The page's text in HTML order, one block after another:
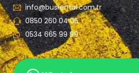
info@busrental.com.tr
0850 260 04 05
0534 665 99 99